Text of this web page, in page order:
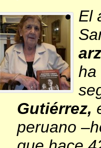
El
ha
Gutiérrez,
peruano